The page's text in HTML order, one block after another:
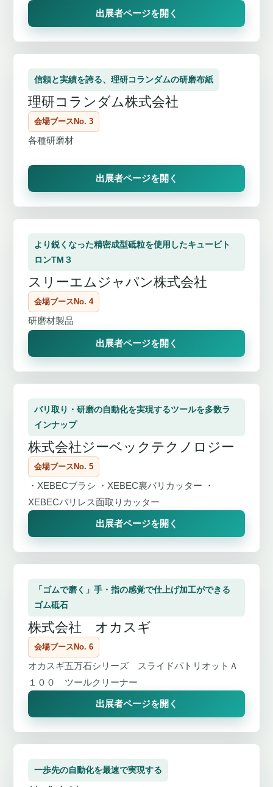
出展者ページを開く
信頼と実績を誇る、理研コランダムの研磨布紙
理研コランダム株式会社
会場ブースNo. 3
各種研磨材
出展者ページを開く
より鋭くなった精密成型砥粒を使用したキュービト
ロンTM３
スリーエムジャパン株式会社
会場ブースNo. 4
研磨材製品
出展者ページを開く
バリ取り・研磨の自動化を実現するツールを多数ラ
インナップ
株式会社ジーベックテクノロジー
会場ブースNo. 5
・XEBECブラシ ・XEBEC裏バリカッター ・
XEBECバリレス面取りカッター
出展者ページを開く
「ゴムで磨く」手・指の感覚で仕上げ加工ができる
ゴム砥石
株式会社 オカスギ
会場ブースNo. 6
オカスギ五万石シリーズ スライドパトリオットＡ
１００ ツールクリーナー
出展者ページを開く
一歩先の自動化を最速で実現する